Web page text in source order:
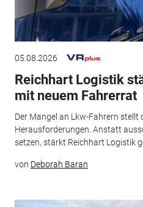
05.08.2026
Reichhart Logistik
mit neuem Fahrerrat
Der Mangel an Lkw-Fahrern
Herausforderungen. Anstatt
setzen, stärkt Reichhart Logistik
von Deborah Baran